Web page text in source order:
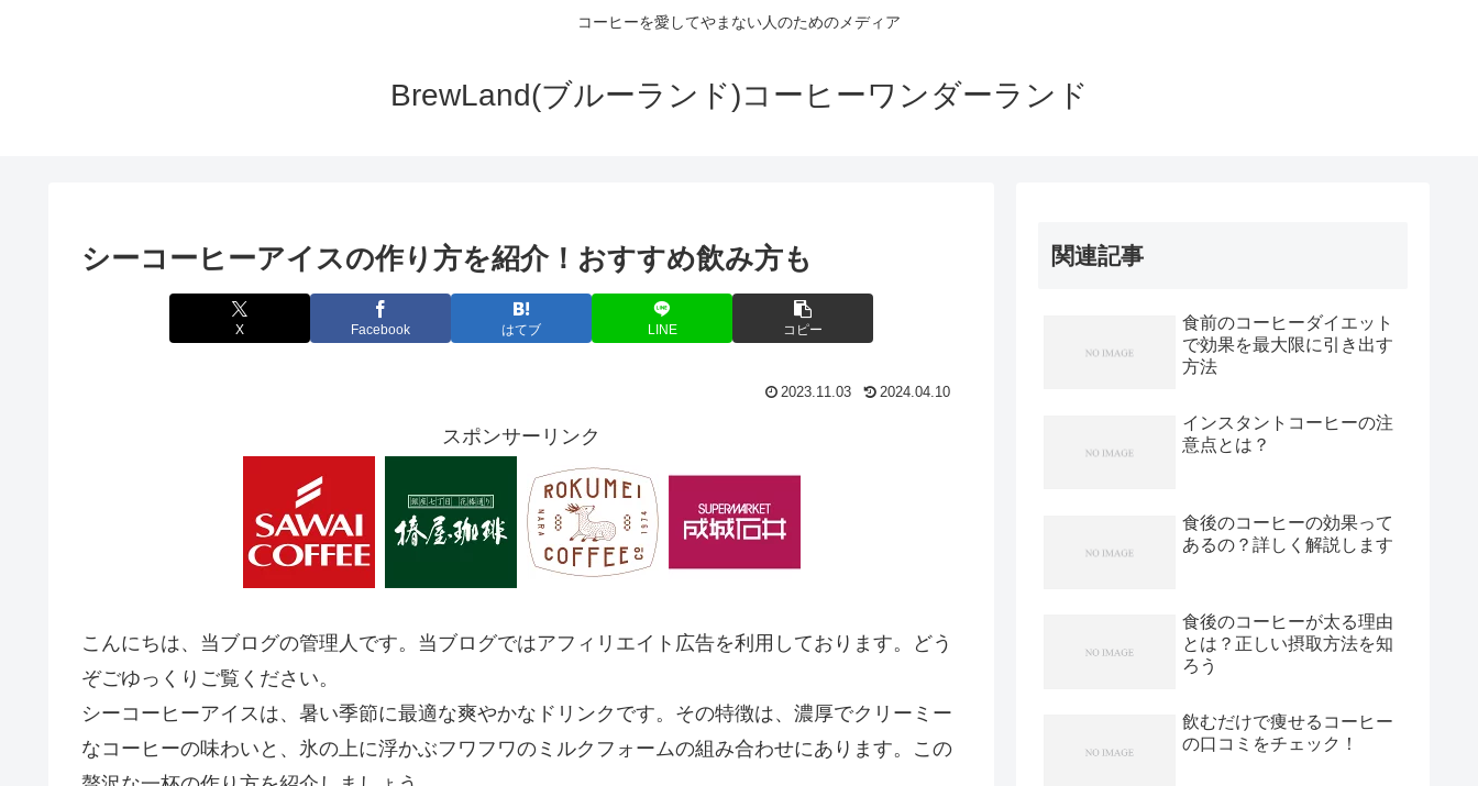
コーヒーを愛してやまない人のためのメディア
BrewLand(ブルーランド)コーヒーワンダーランド
シーコーヒーアイスの作り方を紹介！おすすめ飲み方も
X Facebook はてブ LINE コピー
2023.11.03 2024.04.10
スポンサーリンク
こんにちは、当ブログの管理人です。当ブログではアフィリエイト広告を利用しております。どう
ぞごゆっくりご覧ください。
シーコーヒーアイスは、暑い季節に最適な爽やかなドリンクです。その特徴は、濃厚でクリーミー
なコーヒーの味わいと、氷の上に浮かぶフワフワのミルクフォームの組み合わせにあります。この
関連記事
食前のコーヒーダイエット
で効果を最大限に引き出す
方法
インスタントコーヒーの注
意点とは？
食後のコーヒーの効果って
あるの？詳しく解説します
食後のコーヒーが太る理由
とは？正しい摂取方法を知
ろう
飲むだけで痩せるコーヒー
の口コミをチェック！